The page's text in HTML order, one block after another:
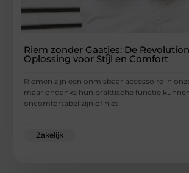
Riem zonder Gaatjes: De
Oplossing voor Stijl en Comfort
Riemen zijn een onmisbaar accessoire in
maar ondanks hun praktische functie
oncomfortabel zijn of niet
...
Zakelijk